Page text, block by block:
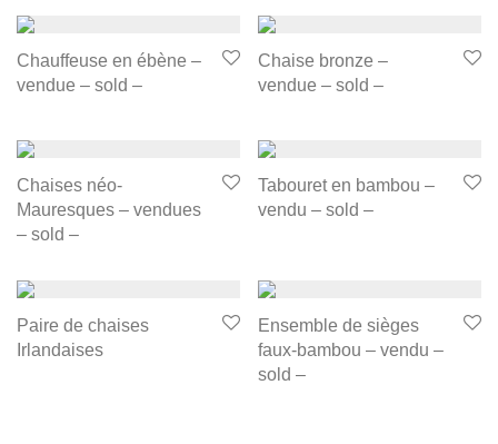
Chauffeuse en ébène –
vendue – sold –
Chaise bronze –
vendue – sold –
Chaises néo-
Mauresques – vendues
– sold –
Tabouret en bambou –
vendu – sold –
Paire de chaises
Irlandaises
Ensemble de sièges
faux-bambou – vendu –
sold –